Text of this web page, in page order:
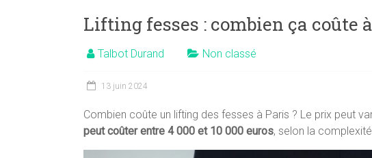
Lifting fesses : combien ça coûte
Talbot Durand Non classé
13 juin 2024
Combien coûte un lifting des fesses à Paris ? Le prix peut
peut coûter entre 4 000 et 10 000 euros, selon la